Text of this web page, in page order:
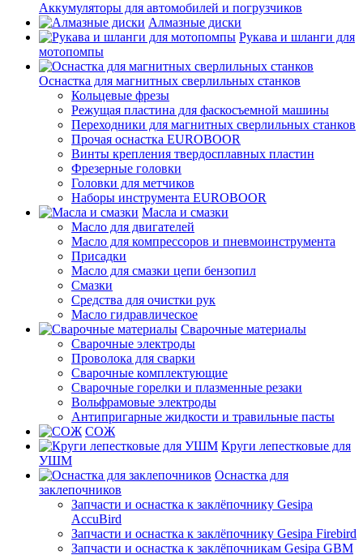
Аккумуляторы для автомобилей и погрузчиков
Алмазные диски
Рукава и шланги для
мотопомпы
Оснастка для магнитных сверлильных станков
Кольцевые фрезы
Режущая пластина для фаскосъемной машины
Переходники для магнитных сверлильных станков
Прочая оснастка EUROBOOR
Винты крепления твердосплавных пластин
Фрезерные головки
Головки для метчиков
Наборы инструмента EUROBOOR
Масла и смазки
Масло для двигателей
Масло для компрессоров и пневмоинструмента
Присадки
Масло для смазки цепи бензопил
Смазки
Средства для очистки рук
Масло гидравлическое
Сварочные материалы
Сварочные электроды
Проволока для сварки
Сварочные комплектующие
Сварочные горелки и плазменные резаки
Вольфрамовые электроды
Антипригарные жидкости и травильные пасты
СОЖ
Круги лепестковые для
УШМ
Оснастка для
заклепочников
Запчасти и оснастка к заклёпочнику Gesipa
AccuBird
Запчасти и оснастка к заклёпочнику Gesipa Firebird
Запчасти и оснастка к заклёпочникам Gesipa GBM